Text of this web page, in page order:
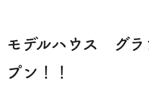
モデルハウス グラ
プン！！